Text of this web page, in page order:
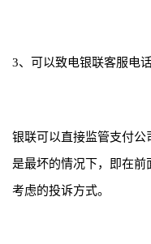
3、可以致电银联客服电
银联可以直接监管支付
是最坏的情况下，即在前
考虑的投诉方式。